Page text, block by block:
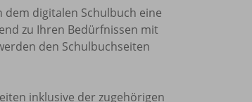
digitalen Schulbuch eine
zu Ihren Bedürfnissen mit
den Schulbuchseiten
inklusive der zugehörigen